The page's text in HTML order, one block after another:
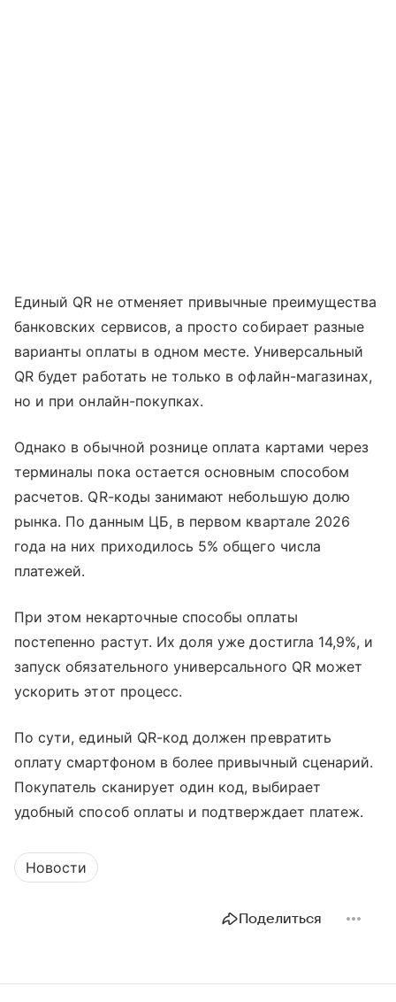
Единый QR не отменяет привычные преимущества
банковских сервисов, а просто собирает разные
варианты оплаты в одном месте. Универсальный
QR будет работать не только в офлайн-магазинах,
но и при онлайн-покупках.
Однако в обычной рознице оплата картами через
терминалы пока остается основным способом
расчетов. QR-коды занимают небольшую долю
рынка. По данным ЦБ, в первом квартале 2026
года на них приходилось 5% общего числа
платежей.
При этом некарточные способы оплаты
постепенно растут. Их доля уже достигла 14,9%, и
запуск обязательного универсального QR может
ускорить этот процесс.
По сути, единый QR-код должен превратить
оплату смартфоном в более привычный сценарий.
Покупатель сканирует один код, выбирает
удобный способ оплаты и подтверждает платеж.
Новости
Поделиться